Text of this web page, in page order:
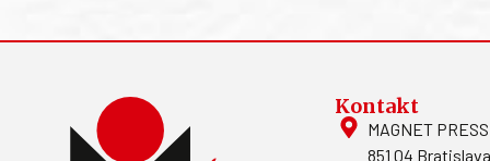
Kontakt
MAGNET
851 04